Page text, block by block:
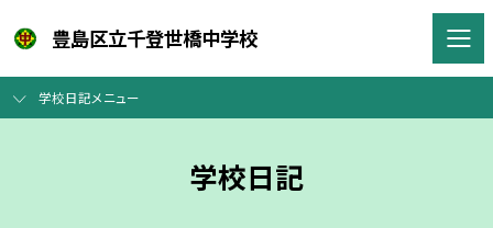
豊島区立千登世橋中学校
学校日記メニュー
学校日記